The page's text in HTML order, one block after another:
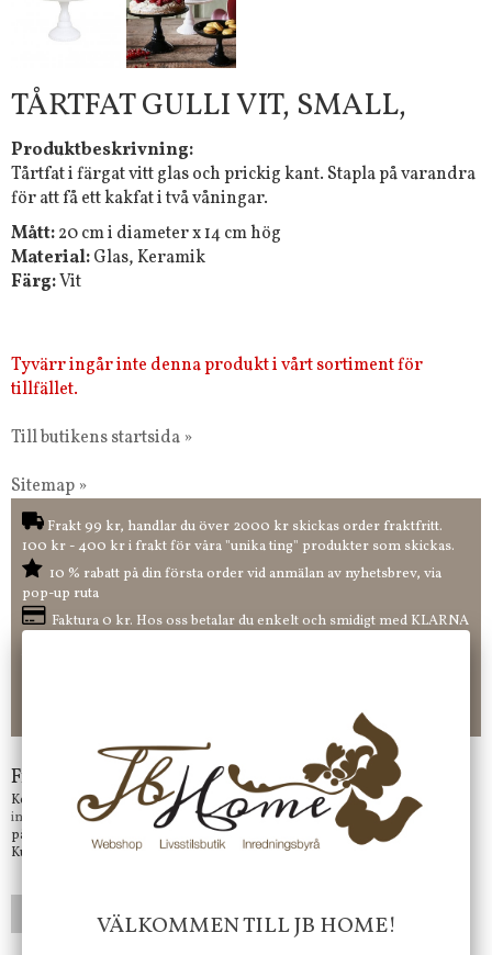
TÅRTFAT GULLI VIT, SMALL,
Produktbeskrivning:
Tårtfat i färgat vitt glas och prickig kant. Stapla på varandra
för att få ett kakfat i två våningar.
Mått:20 cm i diameter x 14 cm hög
Material:Glas, Keramik
Färg:Vit
Tyvärr ingår inte denna produkt i vårt sortiment för
tillfället.
Till butikens startsida »
Sitemap »
Frakt 99 kr, handlar du över 2000 kr skickas order fraktfritt.
100 kr - 400 kr i frakt för våra "unika ting" produkter som skickas.
10 % rabatt på din första order vid anmälan av nyhetsbrev, via
pop-up ruta
Faktura 0 kr. Hos oss betalar du enkelt och smidigt med KLARNA
-ligt Tack för att just Du tittar in hos Jb Home!
Frågor?
Kontakta oss på
info@jbhome.seVi svarar
på mail så fort vi kan.
Kundtjänst telefontid öppet vardagar mellan 10.00 - 15.00
LÄGG I ÖNSKELISTA
VÄLKOMMEN TILL JB HOME!